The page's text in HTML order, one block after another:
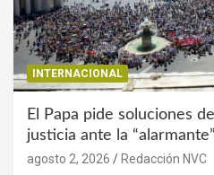
INTERNACIONAL
El Papa pide soluciones
justicia ante la
agosto 2, 2026 Redacción NVC